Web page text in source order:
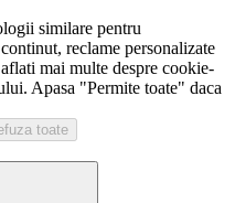
similare pentru
reclame personalizate
aflati mai multe despre cookie-
Apasa "Permite toate" daca
toate